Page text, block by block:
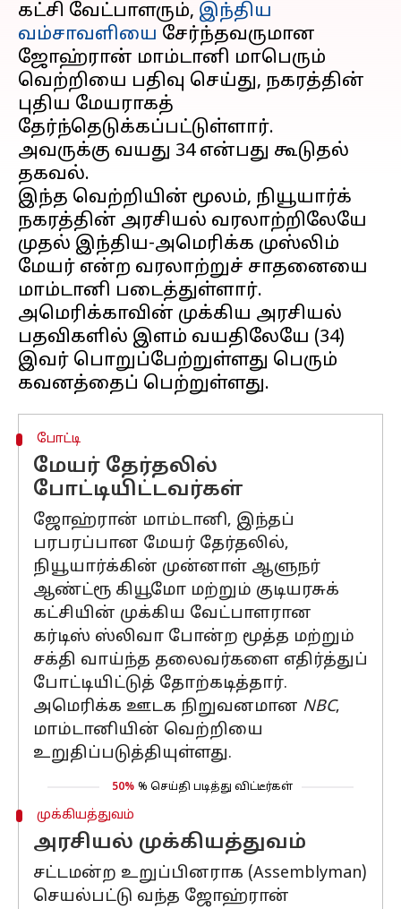
கட்சி வேட்பாளரும், இந்திய
வம்சாவளியை சேர்ந்தவருமான
ஜோஹ்ரான் மாம்டானி மாபெரும்
வெற்றியை பதிவு செய்து, நகரத்தின்
புதிய மேயராகத்
தேர்ந்தெடுக்கப்பட்டுள்ளார்.
அவருக்கு வயது 34 என்பது கூடுதல்
தகவல்.
இந்த வெற்றியின் மூலம், நியூயார்க்
நகரத்தின் அரசியல் வரலாற்றிலேயே
முதல் இந்திய-அமெரிக்க முஸ்லிம்
மேயர் என்ற வரலாற்றுச் சாதனையை
மாம்டானி படைத்துள்ளார்.
அமெரிக்காவின் முக்கிய அரசியல்
பதவிகளில் இளம் வயதிலேயே (34)
இவர் பொறுப்பேற்றுள்ளது பெரும்
போட்டி
மேயர் தேர்தலில்
போட்டியிட்டவர்கள்
ஜோஹ்ரான் மாம்டானி, இந்தப்
பரபரப்பான மேயர் தேர்தலில்,
நியூயார்க்கின் முன்னாள் ஆளுநர்
ஆண்ட்ரூ கியூமோ மற்றும் குடியரசுக்
கட்சியின் முக்கிய வேட்பாளரான
கர்டிஸ் ஸ்லிவா போன்ற மூத்த மற்றும்
சக்தி வாய்ந்த தலைவர்களை எதிர்த்துப்
போட்டியிட்டுத் தோற்கடித்தார்.
அமெரிக்க ஊடக நிறுவனமான NBC,
மாம்டானியின் வெற்றியை
உறுதிப்படுத்தியுள்ளது.
50% % செய்தி படித்து விட்டீர்கள்
முக்கியத்துவம்
அரசியல் முக்கியத்துவம்
சட்டமன்ற உறுப்பினராக (Assemblyman)
செயல்பட்டு வந்த ஜோஹ்ரான்